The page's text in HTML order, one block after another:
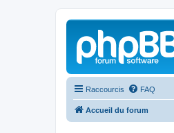
Raccourcis FAQ
Accueil du forum